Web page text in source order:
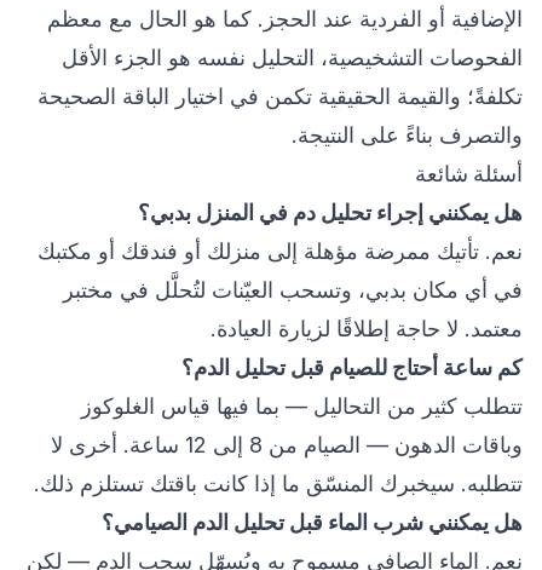
الإضافية أو الفردية عند الحجز. كما هو الحال مع معظم
الفحوصات التشخيصية، التحليل نفسه هو الجزء الأقل
تكلفةً؛ والقيمة الحقيقية تكمن في اختيار الباقة الصحيحة
والتصرف بناءً على النتيجة.
أسئلة شائعة
هل يمكنني إجراء تحليل دم في المنزل بدبي؟
نعم. تأتيك ممرضة مؤهلة إلى منزلك أو فندقك أو مكتبك
في أي مكان بدبي، وتسحب العيّنات لتُحلَّل في مختبر
معتمد. لا حاجة إطلاقًا لزيارة العيادة.
كم ساعة أحتاج للصيام قبل تحليل الدم؟
تتطلب كثير من التحاليل — بما فيها قياس الغلوكوز
وباقات الدهون — الصيام من 8 إلى 12 ساعة. أخرى لا
تتطلبه. سيخبرك المنسّق ما إذا كانت باقتك تستلزم ذلك.
هل يمكنني شرب الماء قبل تحليل الدم الصيامي؟
نعم. الماء الصافي مسموح به ويُسهّل سحب الدم — لكن